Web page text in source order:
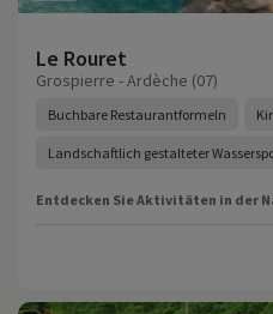
Le Rouret
Grospierre - Ardèche (07)
Buchbare Restaurantformeln
Landschaftlich gestalteter
Entdecken Sie Aktivitäten in der